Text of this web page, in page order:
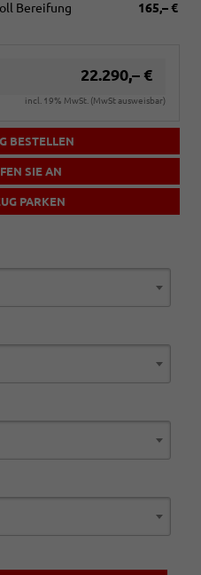
165,– €
Bereifung
22.290,– €
incl. 19% MwSt. (MwSt ausweisbar)
BESTELLEN
SIE AN
PARKEN